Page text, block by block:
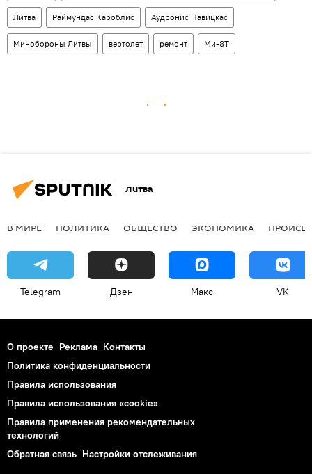
Литва Раймундас Кароблис Аудронис Навицкас
Минобороны Литвы вертолет ремонт Ми-8Т
Литва
В МИРЕ ПОЛИТИКА ОБЩЕСТВО ЭКОНОМИКА
Telegram Дзен Макс VK
О проекте Реклама Контакты
Политика конфиденциальности
Правила использования
Правила использования «cookie»
Правила применения рекомендательных
технологий
Обратная связь Настройки отслеживания